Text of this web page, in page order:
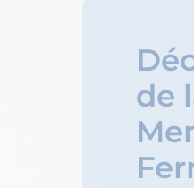
de